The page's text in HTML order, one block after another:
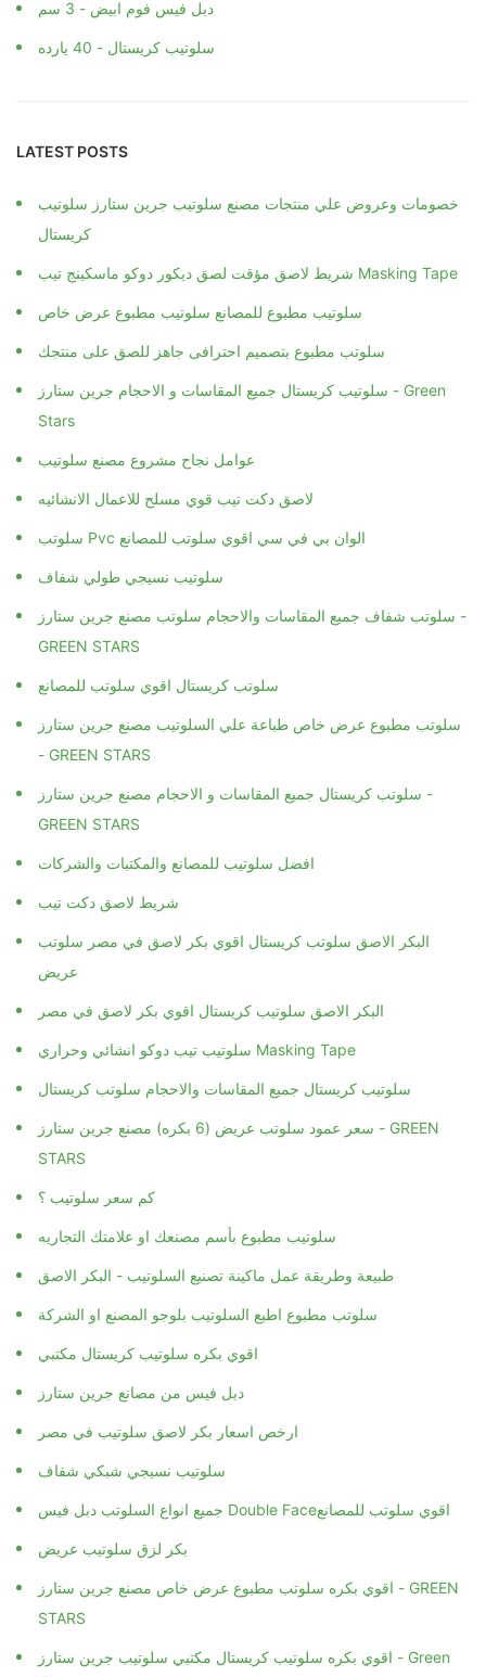
دبل فيس فوم ابيض - 3 سم
سلوتيب كريستال - 40 يارده
LATEST POSTS
خصومات وعروض علي منتجات مصنع سلوتيب جرين ستارز سلوتيب
كريستال
شريط لاصق مؤقت لصق ديكور دوكو ماسكينج تيب Masking Tape
سلوتيب مطبوع للمصانع سلوتيب مطبوع عرض خاص
سلوتب مطبوع بتصميم احترافى جاهز للصق على منتجك
سلوتيب كريستال جميع المقاسات و الاحجام جرين ستارز - Green
Stars
عوامل نجاح مشروع مصنع سلوتيب
لاصق دكت تيب قوي مسلح للاعمال الانشائيه
سلوتب Pvc الوان بي في سي اقوي سلوتب للمصانع
سلوتيب نسيجي طولي شفاف
سلوتب شفاف جميع المقاسات والاحجام سلوتب مصنع جرين ستارز -
GREEN STARS
سلوتب كريستال اقوي سلوتب للمصانع
سلوتب مطبوع عرض خاص طباعة علي السلوتيب مصنع جرين ستارز
- GREEN STARS
سلوتب كريستال جميع المقاسات و الاحجام مصنع جرين ستارز -
GREEN STARS
افضل سلوتيب للمصانع والمكتبات والشركات
شريط لاصق دكت تيب
البكر الاصق سلوتب كريستال اقوي بكر لاصق في مصر سلوتب
عريض
البكر الاصق سلوتيب كريستال اقوي بكر لاصق في مصر
سلوتيب تيب دوكو انشائي وحراري Masking Tape
سلوتيب كريستال جميع المقاسات والاحجام سلوتب كريستال
سعر عمود سلوتب عريض (6 بكره) مصنع جرين ستارز - GREEN
STARS
كم سعر سلوتيب ؟
سلوتيب مطبوع بأسم مصنعك او علامتك التجاريه
طبيعة وطريقة عمل ماكينة تصنيع السلوتيب - البكر الاصق
سلوتب مطبوع اطبع السلوتيب بلوجو المصنع او الشركة
اقوي بكره سلوتيب كريستال مكتبي
دبل فيس من مصانع جرين ستارز
ارخص اسعار بكر لاصق سلوتيب في مصر
سلوتيب نسيجي شبكي شفاف
جميع انواع السلوتب دبل فيس Double Face‏ اقوي سلوتب للمصانع
بكر لزق سلوتيب عريض
اقوي بكره سلوتب مطبوع عرض خاص مصنع جرين ستارز - GREEN
STARS
اقوي بكره سلوتيب كريستال مكتبي سلوتيب جرين ستارز - Green